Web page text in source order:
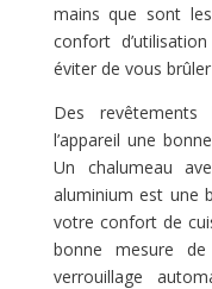
mains que sont
confort
éviter de vous
Des
l’appareil une
Un chalumeau
aluminium est une
votre confort de
bonne mesure
verrouillage